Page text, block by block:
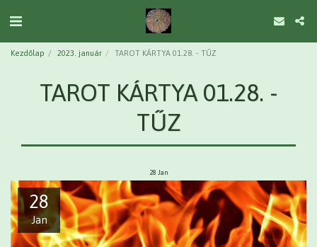
Kezdőlap 2023. január TAROT KÁRTYA 01.28. - TŰZ
TAROT KÁRTYA 01.28. -
TŰZ
28 Jan
28
Jan